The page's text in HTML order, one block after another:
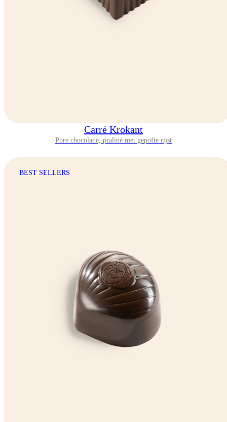
Carré Krokant
Pure chocolade, praliné met gepofte rijst
BEST SELLERS